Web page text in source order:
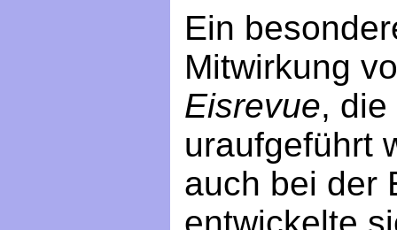
Ein
Mitwirkung
Eisrevue,
uraufgeführt
auch bei der
entwickelte